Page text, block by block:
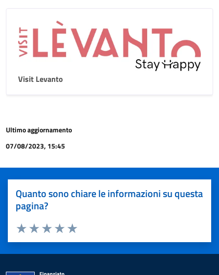
Visit Levanto
Ultimo aggiornamento
07/08/2023, 15:45
Quanto sono chiare le informazioni su questa
pagina?
Valuta 5 stelle su 5
Valuta 4 stelle su 5
Valuta 3 stelle su 5
Valuta 2 stelle su 5
Valuta 1 stelle su 5